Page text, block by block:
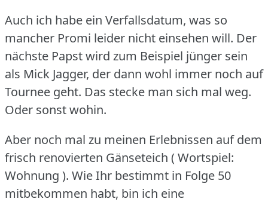
Auch ich habe ein Verfallsdatum, was so
mancher Promi leider nicht einsehen will. Der
nächste Papst wird zum Beispiel jünger sein
als Mick Jagger, der dann wohl immer noch auf
Tournee geht. Das stecke man sich mal weg.
Oder sonst wohin.
Aber noch mal zu meinen Erlebnissen auf dem
frisch renovierten Gänseteich ( Wortspiel:
Wohnung ). Wie Ihr bestimmt in Folge 50
mitbekommen habt, bin ich eine